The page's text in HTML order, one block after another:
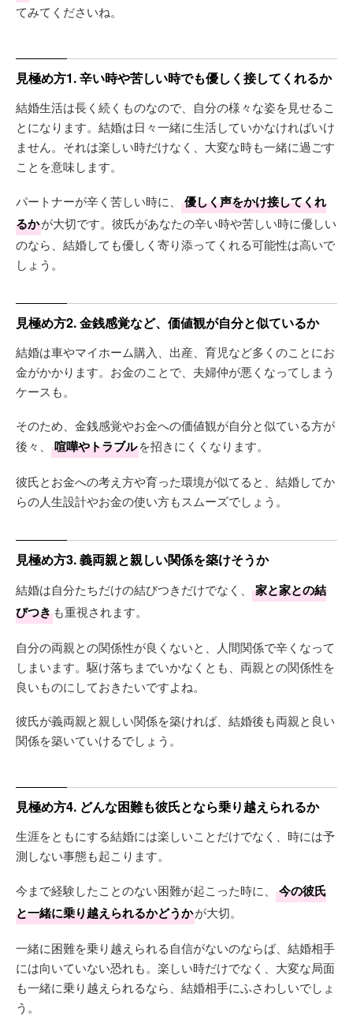
てみてくださいね。
見極め方1. 辛い時や苦しい時でも優しく接してくれるか
結婚生活は長く続くものなので、自分の様々な姿を見せるこ
とになります。結婚は日々一緒に生活していかなければいけ
ません。それは楽しい時だけなく、大変な時も一緒に過ごす
ことを意味します。
パートナーが辛く苦しい時に、
優しく声をかけ接してくれ
るかが大切です。彼氏があなたの辛い時や苦しい時に優しい
のなら、結婚しても優しく寄り添ってくれる可能性は高いで
しょう。
見極め方2. 金銭感覚など、価値観が自分と似ているか
結婚は車やマイホーム購入、出産、育児など多くのことにお
金がかかります。お金のことで、夫婦仲が悪くなってしまう
ケースも。
そのため、金銭感覚やお金への価値観が自分と似ている方が
後々、
喧嘩やトラブルを招きにくくなります。
彼氏とお金への考え方や育った環境が似てると、結婚してか
らの人生設計やお金の使い方もスムーズでしょう。
見極め方3. 義両親と親しい関係を築けそうか
結婚は自分たちだけの結びつきだけでなく、
家と家との結
びつき も重視されます。
自分の両親との関係性が良くないと、人間関係で辛くなって
しまいます。駆け落ちまでいかなくとも、両親との関係性を
良いものにしておきたいですよね。
彼氏が義両親と親しい関係を築ければ、結婚後も両親と良い
関係を築いていけるでしょう。
見極め方4. どんな困難も彼氏となら乗り越えられるか
生涯をともにする結婚には楽しいことだけでなく、時には予
測しない事態も起こります。
今まで経験したことのない困難が起こった時に、
今の彼氏
と一緒に乗り越えられるかどうかが大切。
一緒に困難を乗り越えられる自信がないのならば、結婚相手
には向いていない恐れも。楽しい時だけでなく、大変な局面
も一緒に乗り越えられるなら、結婚相手にふさわしいでしょ
う。